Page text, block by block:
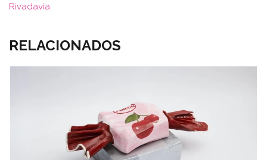
Rivadavia
RELACIONADOS